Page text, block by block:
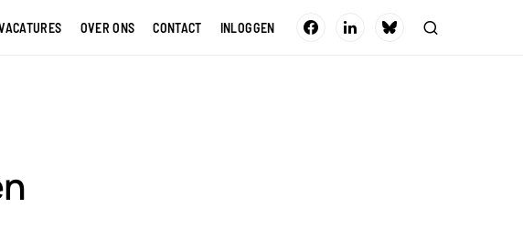
OVER ONS CONTACT INLOGGEN